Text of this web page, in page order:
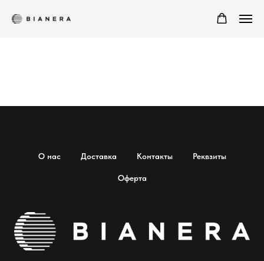
О нас Доставка Контакты Реквзиты
Оферта